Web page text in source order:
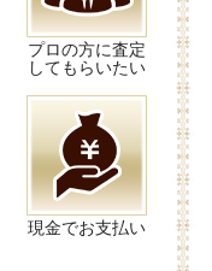
プロの方に査定
してもらいたい
現金でお支払い